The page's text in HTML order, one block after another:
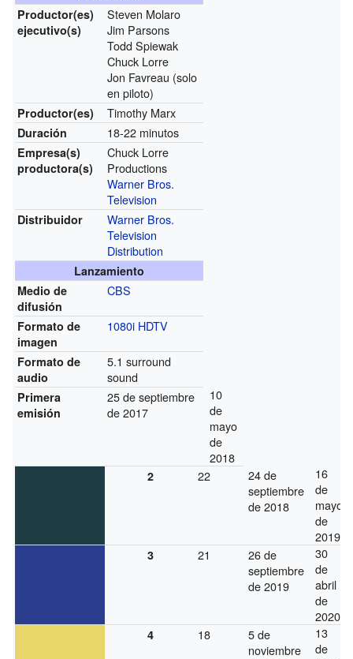
Productor(es)
ejecutivo(s)
Steven Molaro
Jim Parsons
Todd Spiewak
Chuck Lorre
Jon Favreau (solo
en piloto)
Productor(es) Timothy Marx
Duración 18-22 minutos
Empresa(s)
productora(s)
Chuck Lorre
Productions
Warner Bros.
Television
Distribuidor
Warner Bros.
Television
Distribution
Lanzamiento
Medio de
difusión
CBS
Formato de
imagen
1080i HDTV
Formato de
audio
5.1 surround
sound
Primera
emisión
25 de septiembre
de 2017
10
de
mayo
de
2018
2 22
24 de
septiembre
de 2018
16
de
mayo
de
2019
3 21
26 de
septiembre
de 2019
30
de
abril
de
2020
4 18
5 de
noviembre
13
de